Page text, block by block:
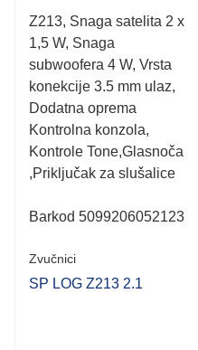
Rated
0.001
out
5
Z213, Snaga satelita 2 x
1,5 W, Snaga
subwoofera 4 W, Vrsta
konekcije 3.5 mm ulaz,
Dodatna oprema
Kontrolna konzola,
Kontrole Tone,Glasnoča
,Priključak za slušalice
Barkod 5099206052123
Zvučnici
SP LOG Z213 2.1